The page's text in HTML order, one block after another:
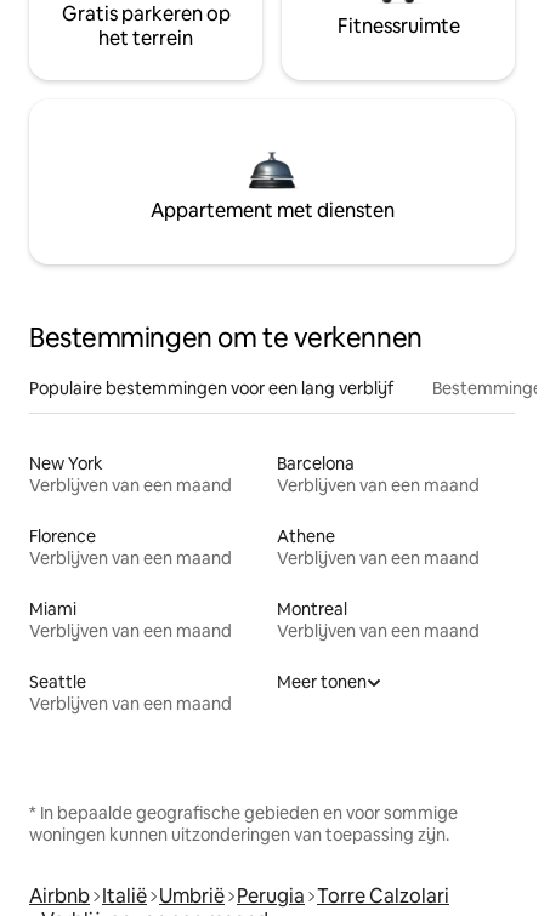
Gratis parkeren op
het terrein
Fitnessruimte
Appartement met diensten
Bestemmingen om te verkennen
Populaire bestemmingen voor een lang verblijf
New York
Verblijven van een maand
Barcelona
Verblijven van een maand
Florence
Verblijven van een maand
Athene
Verblijven van een maand
Miami
Verblijven van een maand
Montreal
Verblijven van een maand
Seattle
Verblijven van een maand
Meer tonen
* In bepaalde geografische gebieden en voor sommige
woningen kunnen uitzonderingen van toepassing zijn.
Airbnb Italië Umbrië Perugia Torre Calzolari